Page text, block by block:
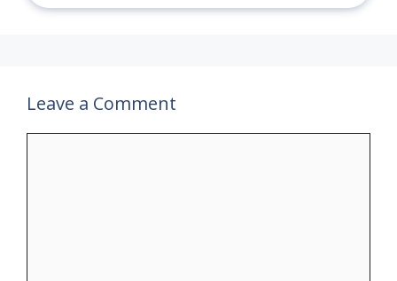
Leave a Comment